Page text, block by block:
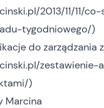
2013/11/11/
tygodniowego/)
do zarządzania
zestawienie-
)
Marcina